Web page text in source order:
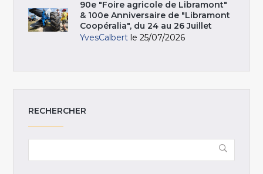
90e "Foire agricole de Libramont"
& 100e Anniversaire de "Libramont
Coopéralia", du 24 au 26 Juillet
YvesCalbert le 25/07/2026
RECHERCHER